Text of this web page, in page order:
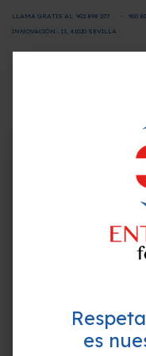
LLAMA GRATIS AL 902 898 277 - 900
INNOVACIÓN.. 11, 41020 SEVILLA
Programa-
Objetivos
¿Quieres
mejorar
Empieza hoy
es